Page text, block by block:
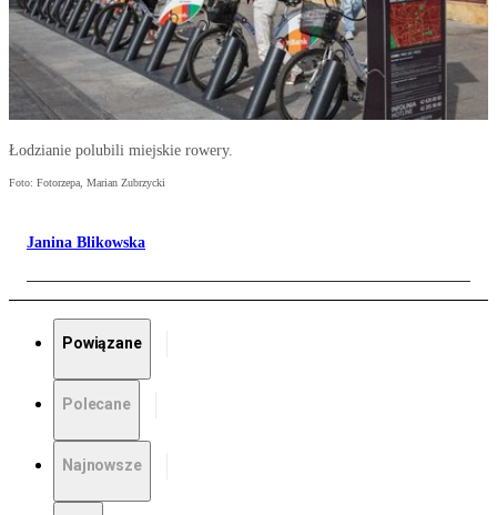
Łodzianie polubili miejskie rowery.
Foto: Fotorzepa, Marian Zubrzycki
Janina Blikowska
Powiązane
Polecane
Najnowsze